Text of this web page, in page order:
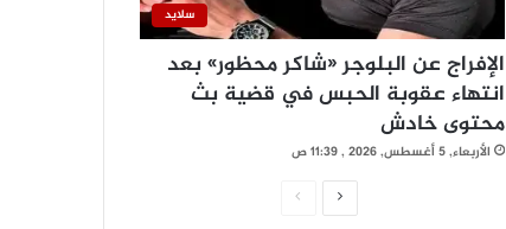
سلايد
الإفراج عن البلوجر «شاكر محظور» بعد
انتهاء عقوبة الحبس في قضية بث
محتوى خادش
الأربعاء, 5 أغسطس, 2026 , 11:39 ص
ا